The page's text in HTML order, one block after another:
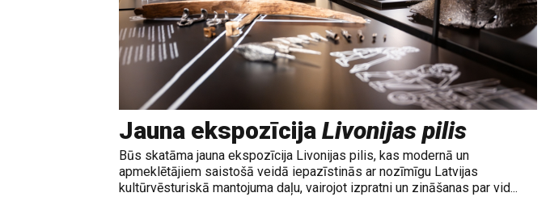
Jauna ekspozīcija Livonijas pilis
Būs skatāma jauna ekspozīcija Livonijas pilis, kas modernā un
apmeklētājiem saistošā veidā iepazīstinās ar nozīmīgu Latvijas
kultūrvēsturiskā mantojuma daļu, vairojot izpratni un zināšanas par vid...